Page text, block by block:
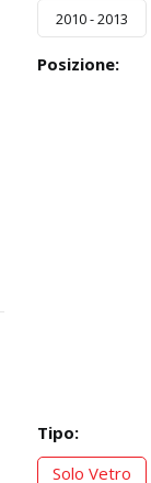
2010 - 2013
Posizione:
Tipo:
Solo Vetro